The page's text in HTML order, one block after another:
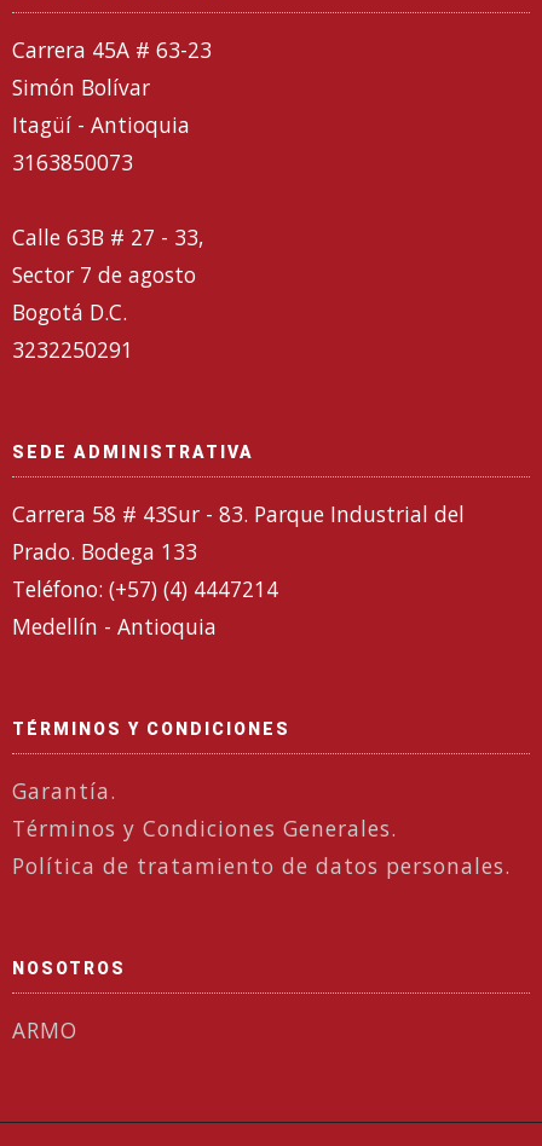
Carrera 45A # 63-23
Simón Bolívar
Itagüí - Antioquia
3163850073
Calle 63B # 27 - 33,
Sector 7 de agosto
Bogotá D.C.
3232250291
SEDE ADMINISTRATIVA
Carrera 58 # 43Sur - 83. Parque Industrial del
Prado. Bodega 133
Teléfono: (+57) (4) 4447214
Medellín - Antioquia
TÉRMINOS Y CONDICIONES
Garantía.
Términos y Condiciones Generales.
Política de tratamiento de datos personales.
NOSOTROS
ARMO